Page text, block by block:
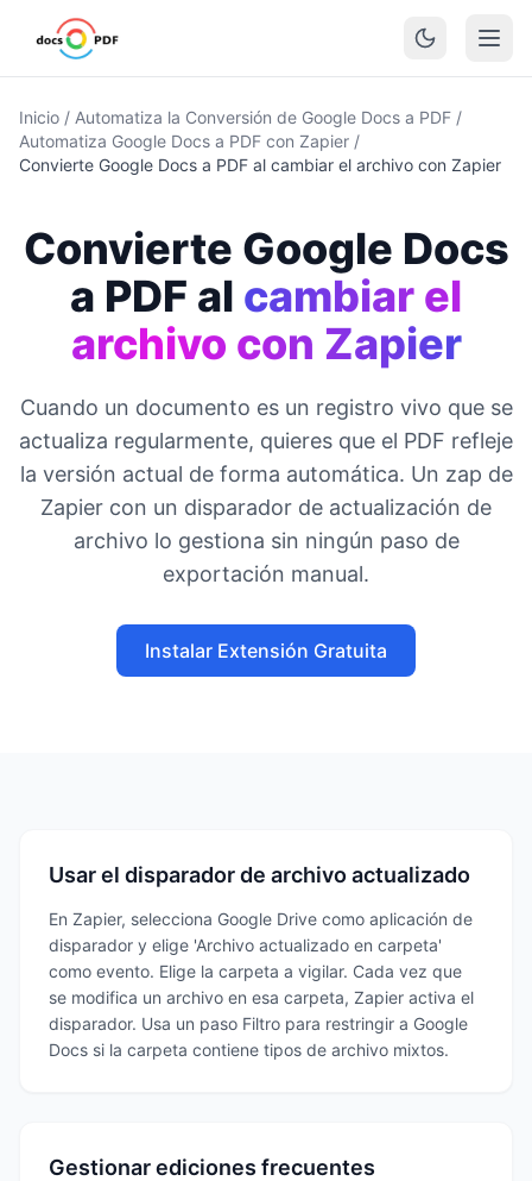
Inicio / Automatiza la Conversión de Google Docs a PDF /
Automatiza Google Docs a PDF con Zapier /
Convierte Google Docs a PDF al cambiar el archivo con Zapier
Convierte Google Docs
a PDF al cambiar el
archivo con Zapier
Cuando un documento es un registro vivo que se
actualiza regularmente, quieres que el PDF refleje
la versión actual de forma automática. Un zap de
Zapier con un disparador de actualización de
archivo lo gestiona sin ningún paso de
exportación manual.
Instalar Extensión Gratuita
Usar el disparador de archivo actualizado
En Zapier, selecciona Google Drive como aplicación de
disparador y elige 'Archivo actualizado en carpeta'
como evento. Elige la carpeta a vigilar. Cada vez que
se modifica un archivo en esa carpeta, Zapier activa el
disparador. Usa un paso Filtro para restringir a Google
Docs si la carpeta contiene tipos de archivo mixtos.
Gestionar ediciones frecuentes